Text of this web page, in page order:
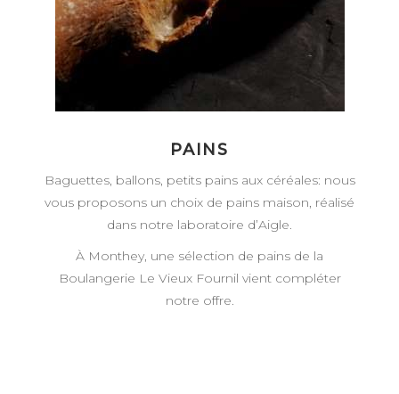
PAINS
Baguettes, ballons, petits pains aux céréales: nous
vous proposons un choix de pains maison, réalisé
dans notre laboratoire d’Aigle.
À Monthey, une sélection de pains de la
Boulangerie Le Vieux Fournil vient compléter
notre offre.